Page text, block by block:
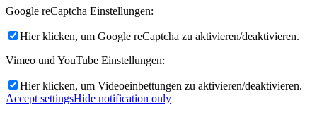
Google reCaptcha Einstellungen:
Hier klicken, um Google reCaptcha zu aktivieren/deaktivieren.
Vimeo und YouTube Einstellungen:
Hier klicken, um Videoeinbettungen zu aktivieren/deaktivieren.
Accept settingsHide notification only